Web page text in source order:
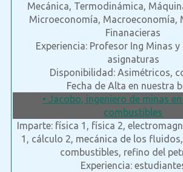
Mecánica, Termodinámica,
Microeconomía, Macroeconomía,
Finanacieras
Experiencia: Profesor Ing Minas y
asignaturas
Disponibilidad: Asimétricos,
Fecha de Alta en nuestra
• Jacobo, ingeniero de minas
combustibles
Imparte: física 1, física 2,
1, cálculo 2, mecánica de los
combustibles, refino del
Experiencia: